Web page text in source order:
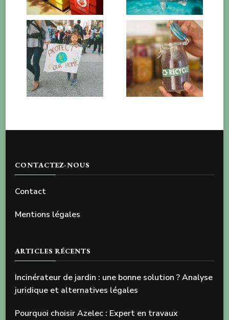
CONTACTEZ-NOUS
Contact
Mentions légales
ARTICLES RÉCENTS
Incinérateur de jardin : une bonne solution ? Analyse
juridique et alternatives légales
Pourquoi choisir Azelec : Expert en travaux